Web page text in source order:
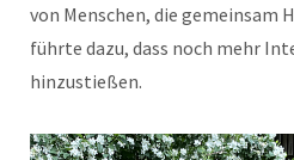
von Menschen, die gemeinsam
führte dazu, dass noch mehr
hinzustießen.